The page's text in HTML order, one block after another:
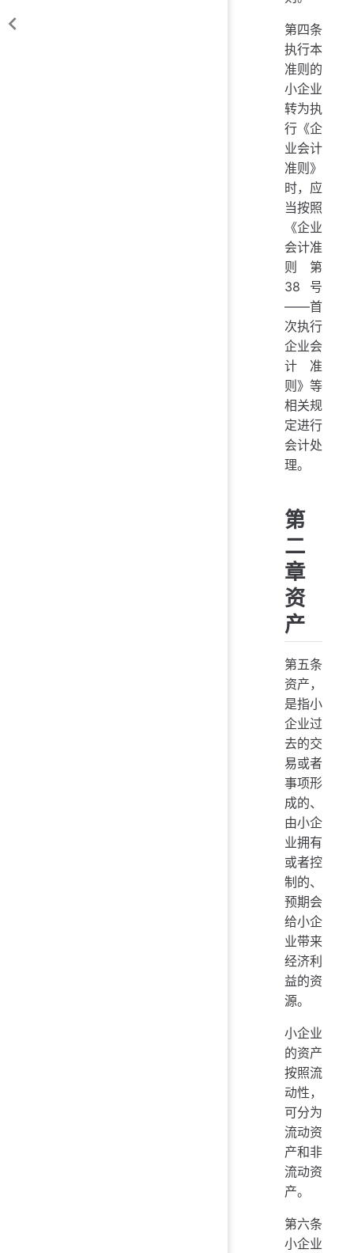
第四条
执行本
准则的
小企业
转为执
行《企
业会计
准则》
时，应
当按照
《企业
会计准
则第
38号
——首
次执行
企业会
计准
则》等
相关规
定进行
会计处
理。
第
二
章
资
产
第五条
资产，
是指小
企业过
去的交
易或者
事项形
成的、
由小企
业拥有
或者控
制的、
预期会
给小企
业带来
经济利
益的资
源。
小企业
的资产
按照流
动性，
可分为
流动资
产和非
流动资
产。
第六条
小企业